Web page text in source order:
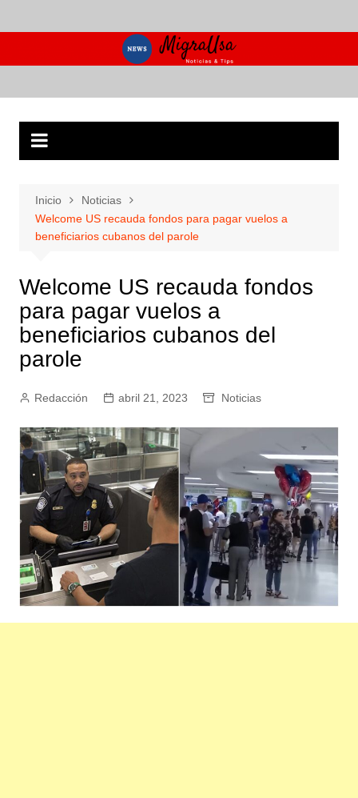
al
Inicio
Noticias
Welcome US recauda fondos para pagar vuelos a
beneficiarios cubanos del parole
Welcome US recauda fondos
para pagar vuelos a
beneficiarios cubanos del
parole
Redacción abril 21, 2023 Noticias